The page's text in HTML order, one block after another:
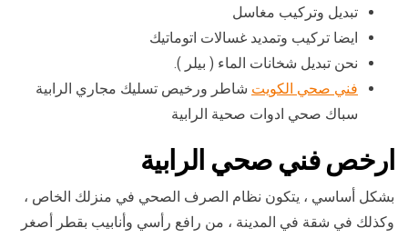
تبديل وتركيب مغاسل
ايضا تركيب وتمديد غسالات اتوماتيك
نحن تبديل شخانات الماء ( بيلر ).
فني صحي الكويت شاطر ورخيص تسليك مجاري الرابية
سباك صحي ادوات صحية الرابية
ارخص فني صحي الرابية
بشكل أساسي ، يتكون نظام الصرف الصحي في منزلك الخاص ،
وكذلك في شقة في المدينة ، من رافع رأسي وأنابيب بقطر أصغر